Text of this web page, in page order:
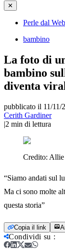
✕
Perle dal Web
bambino
La foto di
bambino
diventa
pubblicato il 11/11/
Cerith Gardiner
|2 min di lettura
Credito: Allie
“Siamo andati sul
Ma ci sono molte
questa storia”
Copia il link
Condividi su :